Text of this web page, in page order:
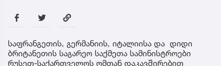
საფრანგეთის, გერმანიის, იტალიისა და დიდი
ბრიტანეთის საგარეო საქმეთა სამინისტროები
რუსეთ-საქართველოს ომთან დაკავშირებით